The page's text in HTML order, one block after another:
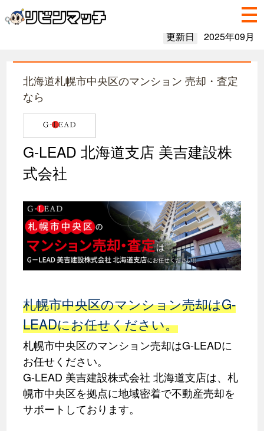
更新日 2025年09月
北海道札幌市中央区のマンション 売却・査定
なら
G-LEAD 北海道支店 美吉建設株
式会社
札幌市中央区のマンション売却はG-
LEADにお任せください。
札幌市中央区のマンション売却はG-LEADに
お任せください。
G-LEAD 美吉建設株式会社 北海道支店は、札
幌市中央区を拠点に地域密着で不動産売却を
サポートしております。